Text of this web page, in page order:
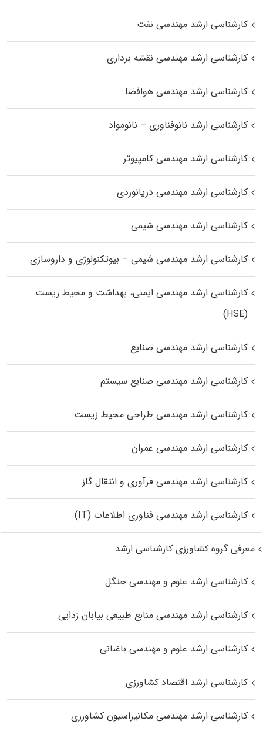
کارشناسی ارشد مهندسی نفت
کارشناسی ارشد مهندسی نقشه برداری
کارشناسی ارشد مهندسی هوافضا
کارشناسی ارشد نانوفناوری – نانومواد
کارشناسی ارشد مهندسی کامپیوتر
کارشناسی ارشد مهندسی دریانوردی
کارشناسی ارشد مهندسی شیمی
کارشناسی ارشد مهندسی شیمی – بیوتکنولوژی و داروسازی
کارشناسی ارشد مهندسی ایمنی، بهداشت و محیط زیست
(HSE)
کارشناسی ارشد مهندسی صنایع
کارشناسی ارشد مهندسی صنایع سیستم
کارشناسی ارشد مهندسی طراحی محیط زیست
کارشناسی ارشد مهندسی عمران
کارشناسی ارشد مهندسی فرآوری و انتقال گاز
کارشناسی ارشد مهندسی فناوری اطلاعات (IT)
معرفی گروه کشاورزی کارشناسی ارشد
کارشناسی ارشد علوم و مهندسی جنگل
کارشناسی ارشد مهندسی منابع طبیعی بیابان زدایی
کارشناسی ارشد علوم و مهندسی باغبانی
کارشناسی ارشد اقتصاد کشاورزی
کارشناسی ارشد مهندسی مکانیزاسیون کشاورزی